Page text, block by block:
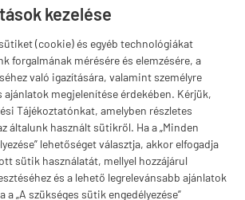
kezelése
(cookie) és egyéb technológiákat
forgalmának mérésére és elemzésére, a
való igazítására, valamint személyre
megjelenítése érdekében. Kérjük,
Tájékoztatónkat, amelyben részletes
általunk használt sütikről. Ha a „Minden
lehetőséget választja, akkor elfogadja
sütik használatát, mellyel hozzájárul
és a lehető legrelevánsabb ajánlatok
a „A szükséges sütik engedélyezése”
85.